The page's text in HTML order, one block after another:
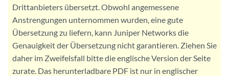
Drittanbieters übersetzt. Obwohl angemessene
Anstrengungen unternommen wurden, eine gute
Übersetzung zu liefern, kann Juniper Networks die
Genauigkeit der Übersetzung nicht garantieren. Ziehen Sie
daher im Zweifelsfall bitte die englische Version der Seite
zurate. Das herunterladbare PDF ist nur in englischer